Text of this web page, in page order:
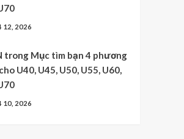
12, 2026
trong Mục tìm bạn 4 phương
U40, U45, U50, U55, U60,
10, 2026